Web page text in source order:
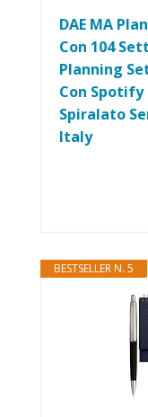
DAE MA
Con 104
Planning
Con Spotify
Spiralato
Italy
BESTSELLER N. 5